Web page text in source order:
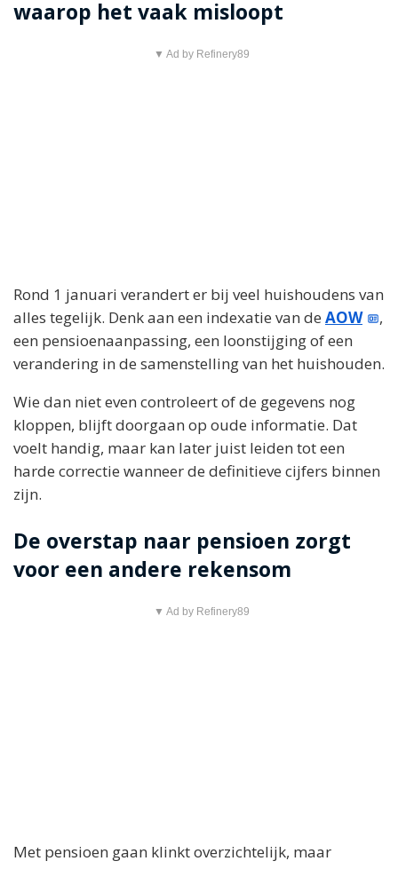
waarop het vaak misloopt
▼ Ad by Refinery89
Rond 1 januari verandert er bij veel huishoudens van
alles tegelijk. Denk aan een indexatie van de AOW
,
een pensioenaanpassing, een loonstijging of een
verandering in de samenstelling van het huishouden.
Wie dan niet even controleert of de gegevens nog
kloppen, blijft doorgaan op oude informatie. Dat
voelt handig, maar kan later juist leiden tot een
harde correctie wanneer de definitieve cijfers binnen
zijn.
De overstap naar pensioen zorgt
voor een andere rekensom
▼ Ad by Refinery89
Met pensioen gaan klinkt overzichtelijk, maar